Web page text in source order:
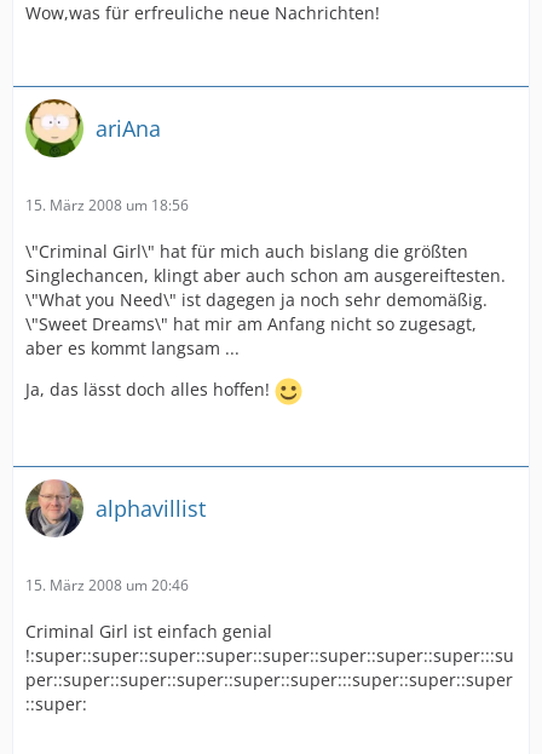
Wow,was für erfreuliche neue Nachrichten!
ariAna
15. März 2008 um 18:56
\"Criminal Girl\" hat für mich auch bislang die größten
Singlechancen, klingt aber auch schon am ausgereiftesten.
\"What you Need\" ist dagegen ja noch sehr demomäßig.
\"Sweet Dreams\" hat mir am Anfang nicht so zugesagt,
aber es kommt langsam ...
Ja, das lässt doch alles hoffen!
alphavillist
15. März 2008 um 20:46
Criminal Girl ist einfach genial
!:super::super::super::super::super::super::super::super:::su
per::super::super::super::super::super:::super::super::super
::super: